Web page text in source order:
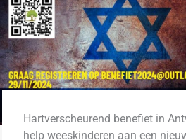
Hartverscheurend benefiet in
help weeskinderen aan een